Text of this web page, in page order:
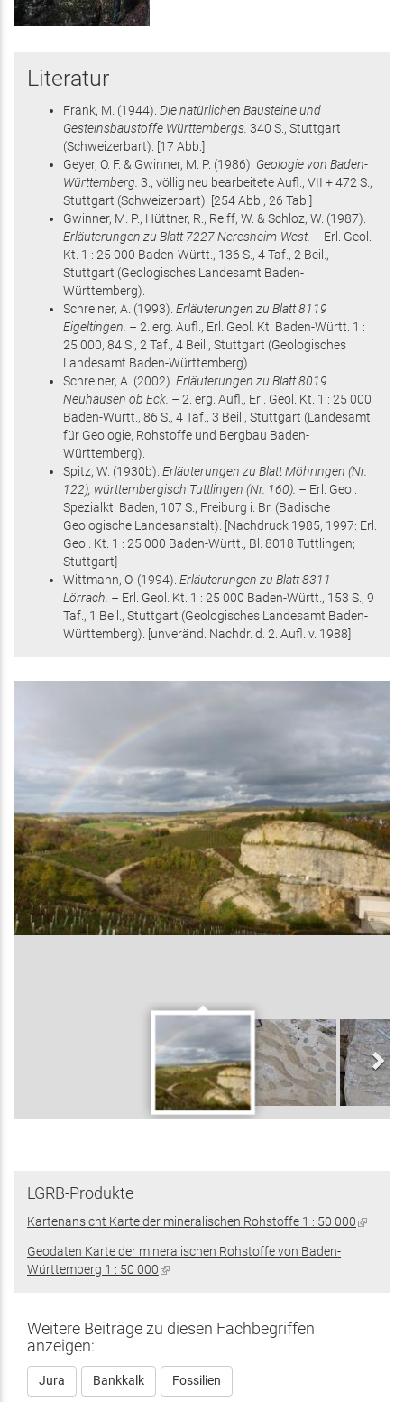
Literatur
Frank, M. (1944). Die natürlichen Bausteine und
Gesteinsbaustoffe Württembergs. 340 S., Stuttgart
(Schweizerbart). [17 Abb.]
Geyer, O. F. & Gwinner, M. P. (1986). Geologie von Baden-
Württemberg. 3., völlig neu bearbeitete Aufl., VII + 472 S.,
Stuttgart (Schweizerbart). [254 Abb., 26 Tab.]
Gwinner, M. P., Hüttner, R., Reiff, W. & Schloz, W. (1987).
Erläuterungen zu Blatt 7227 Neresheim-West. – Erl. Geol.
Kt. 1 : 25 000 Baden-Württ., 136 S., 4 Taf., 2 Beil.,
Stuttgart (Geologisches Landesamt Baden-
Württemberg).
Schreiner, A. (1993). Erläuterungen zu Blatt 8119
Eigeltingen. – 2. erg. Aufl., Erl. Geol. Kt. Baden-Württ. 1 :
25 000, 84 S., 2 Taf., 4 Beil., Stuttgart (Geologisches
Landesamt Baden-Württemberg).
Schreiner, A. (2002). Erläuterungen zu Blatt 8019
Neuhausen ob Eck. – 2. erg. Aufl., Erl. Geol. Kt. 1 : 25 000
Baden-Württ., 86 S., 4 Taf., 3 Beil., Stuttgart (Landesamt
für Geologie, Rohstoffe und Bergbau Baden-
Württemberg).
Spitz, W. (1930b). Erläuterungen zu Blatt Möhringen (Nr.
122), württembergisch Tuttlingen (Nr. 160). – Erl. Geol.
Spezialkt. Baden, 107 S., Freiburg i. Br. (Badische
Geologische Landesanstalt). [Nachdruck 1985, 1997: Erl.
Geol. Kt. 1 : 25 000 Baden-Württ., Bl. 8018 Tuttlingen;
Stuttgart]
Wittmann, O. (1994). Erläuterungen zu Blatt 8311
Lörrach. – Erl. Geol. Kt. 1 : 25 000 Baden-Württ., 153 S., 9
Taf., 1 Beil., Stuttgart (Geologisches Landesamt Baden-
Württemberg). [unveränd. Nachdr. d. 2. Aufl. v. 1988]
LGRB-Produkte
Kartenansicht Karte der mineralischen Rohstoffe 1 : 50 000(Link
Geodaten Karte der mineralischen Rohstoffe von Baden-
Württemberg 1 : 50 000(Link
Weitere Beiträge zu diesen Fachbegriffen
anzeigen:
Jura Bankkalk Fossilien